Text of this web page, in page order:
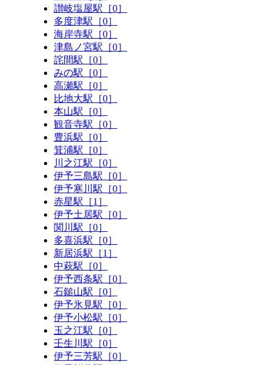
讃岐塩屋駅［0］
多度津駅［0］
海岸寺駅［0］
津島ノ宮駅［0］
詫間駅［0］
みの駅［0］
高瀬駅［0］
比地大駅［0］
本山駅［0］
観音寺駅［0］
豊浜駅［0］
箕浦駅［0］
川之江駅［0］
伊予三島駅［0］
伊予寒川駅［0］
赤星駅［1］
伊予土居駅［0］
関川駅［0］
多喜浜駅［0］
新居浜駅［1］
中萩駅［0］
伊予西条駅［0］
石鎚山駅［0］
伊予氷見駅［0］
伊予小松駅［0］
玉之江駅［0］
壬生川駅［0］
伊予三芳駅［0］